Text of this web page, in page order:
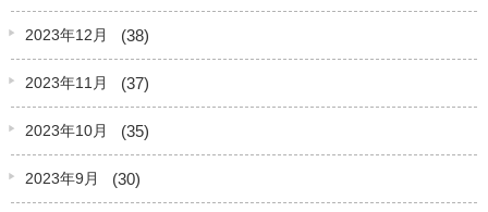
2023年12月 (38)
2023年11月 (37)
2023年10月 (35)
2023年9月 (30)